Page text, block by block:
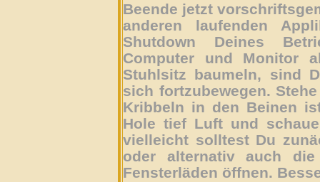
Beende jetzt
anderen laufenden
Shutdown Deines
Computer und Monitor
Stuhlsitz baumeln, sind
sich fortzubewegen.
Kribbeln in den Beinen
Hole tief Luft und
vielleicht solltest Du
oder alternativ auch
Fensterläden öffnen.